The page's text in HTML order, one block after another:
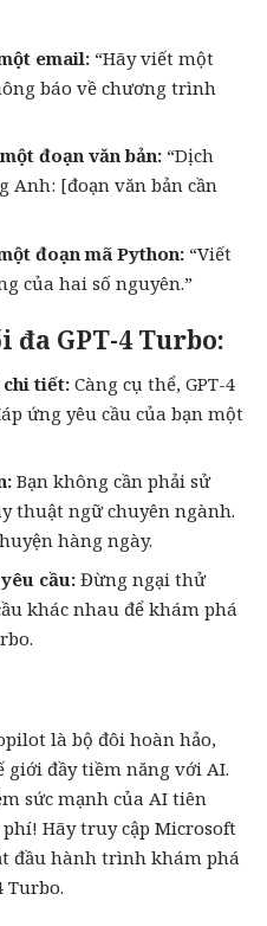
email: “Hãy viết một
báo về chương trình
đoạn văn bản: “Dịch
Anh: [đoạn văn bản cần
đoạn mã Python: “Viết
của hai số nguyên.”
đa GPT-4 Turbo:
tiết: Càng cụ thể, GPT-4
ứng yêu cầu của bạn một
Bạn không cần phải sử
thuật ngữ chuyên ngành.
hàng ngày.
cầu: Đừng ngại thử
khác nhau để khám phá
là bộ đôi hoàn hảo,
giới đầy tiềm năng với AI.
sức mạnh của AI tiên
Hãy truy cập Microsoft
đầu hành trình khám phá
Turbo.